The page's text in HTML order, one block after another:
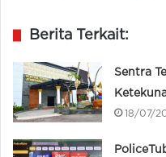
Berita Terkait:
Sentra
18/07/